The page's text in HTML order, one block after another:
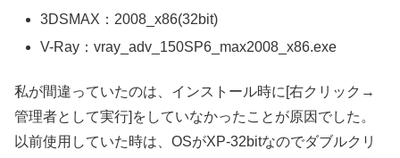
3DSMAX：2008_x86(32bit)
V-Ray：vray_adv_150SP6_max2008_x86.exe
私が間違っていたのは、インストール時に[右クリック→
管理者として実行]をしていなかったことが原因でした。
以前使用していた時は、OSがXP-32bitなのでダブルクリ